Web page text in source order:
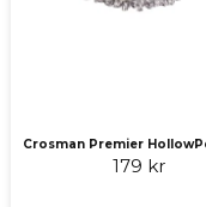
Crosman Premier
179 kr